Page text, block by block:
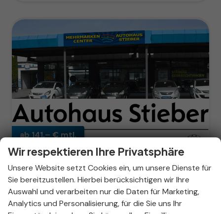
ab 141,– € mtl.
Hyundai i20
Smart 1.0 T-Gdi 7-Gang Automatik
unverbindliche Lieferzeit:06.10.2026 Neuwagen
Wir respektieren Ihre Privatsphäre
Unsere Website setzt Cookies ein, um unsere Dienste für
Sie bereitzustellen. Hierbei berücksichtigen wir Ihre
Auswahl und verarbeiten nur die Daten für Marketing,
Analytics und Personalisierung, für die Sie uns Ihr